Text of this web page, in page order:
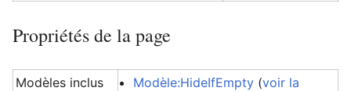
Propriétés de la page
Modèles inclus
Modèle:HideIfEmpty (voir la